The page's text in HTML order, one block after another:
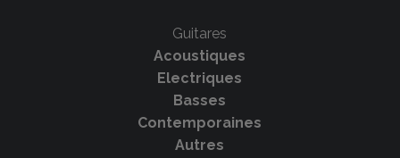
Guitares
Acoustiques
Electriques
Basses
Contemporaines
Autres